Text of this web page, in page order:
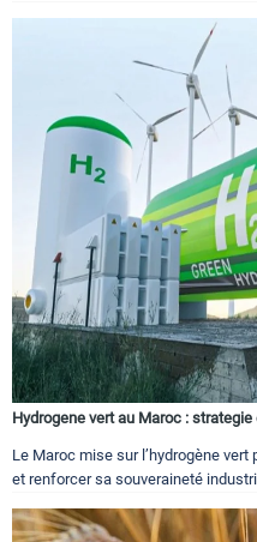
Hydrogene vert au Maroc :
Le Maroc mise sur l’hydrogène
et renforcer sa souveraineté